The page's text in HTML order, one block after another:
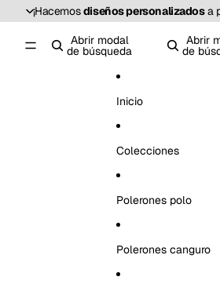
¡Hacemosdiseños personalizadosa
Abrir modal
de búsqueda
Abrir
de
Inicio
Colecciones
Polerones polo
Polerones canguro